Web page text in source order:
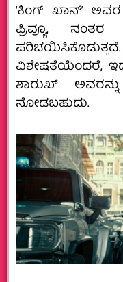
‘ಕಿಂಗ್ ಖಾನ್’
ಪ್ರಿವ್ಯೂ,
ವಿಶೇಷತೆಯೆಂದರೆ,
ಶಾರುಖ್
ನೋಡಬಹುದು.